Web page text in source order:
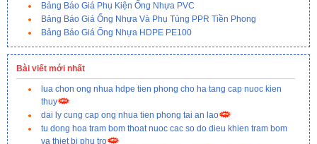
Bảng Báo Giá Phụ Kiện Ống Nhựa PVC
Bảng Báo Giá Ống Nhựa Và Phụ Tùng PPR Tiền Phong
Bảng Báo Giá Ống Nhựa HDPE PE100
Bài viết mới nhất
lua chon ong nhua hdpe tien phong cho ha tang cap nuoc kien
thuy
dai ly cung cap ong nhua tien phong tai an lao
tu dong hoa tram bom thoat nuoc cac so do dieu khien tram bom
va thiet bi phu tro